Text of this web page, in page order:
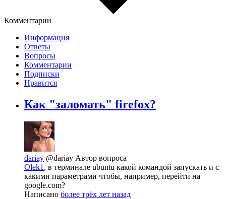
Комментарии
Информация
Ответы
Вопросы
Комментарии
Подписки
Нравится
Как "заломать" firefox?
dariay @dariay Автор вопроса
Olek1 , в терминале ubuntu какой командой запускать и с
какими параметрами чтобы, например, перейти на
google.com?
Написано более трёх лет назад